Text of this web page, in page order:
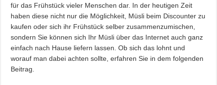
für das Frühstück vieler Menschen dar. In der heutigen Zeit
haben diese nicht nur die Möglichkeit, Müsli beim Discounter zu
kaufen oder sich ihr Frühstück selber zusammenzumischen,
sondern Sie können sich Ihr Müsli über das Internet auch ganz
einfach nach Hause liefern lassen. Ob sich das lohnt und
worauf man dabei achten sollte, erfahren Sie in dem folgenden
Beitrag.